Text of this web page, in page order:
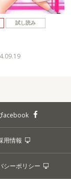
試し読み
facebook
用情報
シーポリシー